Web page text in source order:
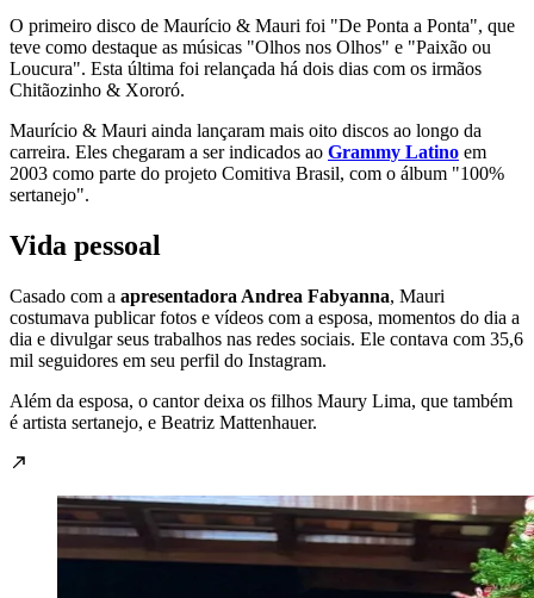
O primeiro disco de Maurício & Mauri foi "De Ponta a Ponta", que
teve como destaque as músicas "Olhos nos Olhos" e "Paixão ou
Loucura". Esta última foi relançada há dois dias com os irmãos
Chitãozinho & Xororó.
Maurício & Mauri ainda lançaram mais oito discos ao longo da
carreira. Eles chegaram a ser indicados ao Grammy Latino em
2003 como parte do projeto Comitiva Brasil, com o álbum "100%
sertanejo".
Vida pessoal
Casado com a apresentadora Andrea Fabyanna, Mauri
costumava publicar fotos e vídeos com a esposa, momentos do dia a
dia e divulgar seus trabalhos nas redes sociais. Ele contava com 35,6
mil seguidores em seu perfil do Instagram.
Além da esposa, o cantor deixa os filhos Maury Lima, que também
é artista sertanejo, e Beatriz Mattenhauer.